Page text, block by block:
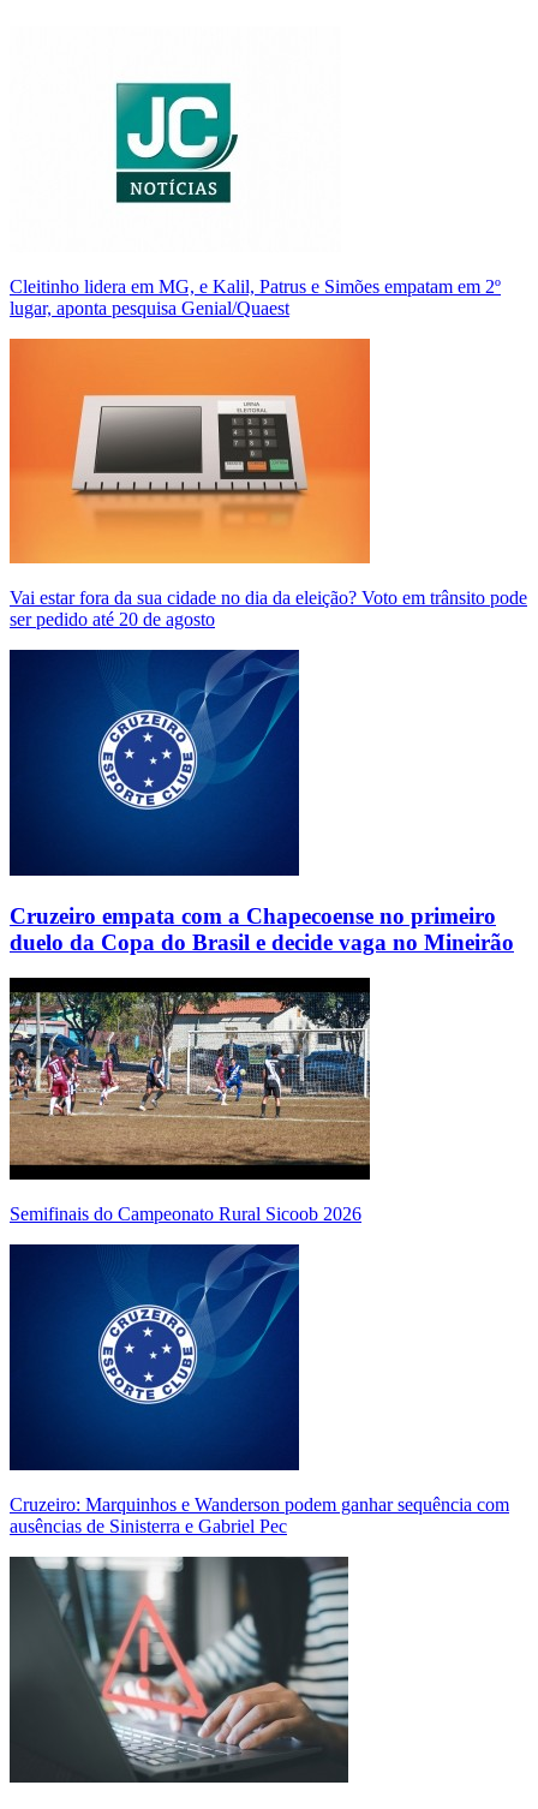
Cleitinho lidera em MG, e Kalil, Patrus e Simões empatam em 2º
lugar, aponta pesquisa Genial/Quaest
Vai estar fora da sua cidade no dia da eleição? Voto em trânsito pode
ser pedido até 20 de agosto
Cruzeiro empata com a Chapecoense no primeiro
duelo da Copa do Brasil e decide vaga no Mineirão
Semifinais do Campeonato Rural Sicoob 2026
Cruzeiro: Marquinhos e Wanderson podem ganhar sequência com
ausências de Sinisterra e Gabriel Pec